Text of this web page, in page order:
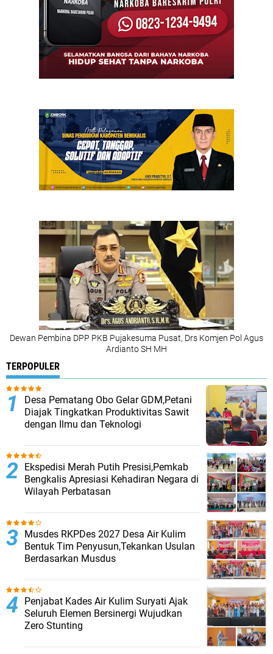
Dewan Pembina DPP PKB Pujakesuma Pusat, Drs Komjen Pol Agus
Ardianto SH MH
TERPOPULER
Desa Pematang Obo Gelar GDM,Petani
Diajak Tingkatkan Produktivitas Sawit
dengan Ilmu dan Teknologi
Ekspedisi Merah Putih Presisi,Pemkab
Bengkalis Apresiasi Kehadiran Negara di
Wilayah Perbatasan
Musdes RKPDes 2027 Desa Air Kulim
Bentuk Tim Penyusun,Tekankan Usulan
Berdasarkan Musdus
Penjabat Kades Air Kulim Suryati Ajak
Seluruh Elemen Bersinergi Wujudkan
Zero Stunting